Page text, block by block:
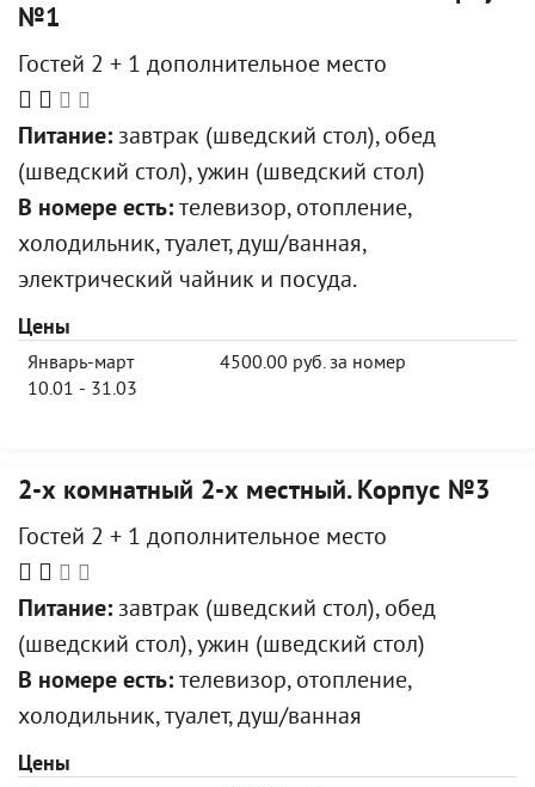
№1
Гостей 2 + 1 дополнительное место
Питание: завтрак (шведский стол), обед
(шведский стол), ужин (шведский стол)
В номере есть: телевизор, отопление,
холодильник, туалет, душ/ванная,
электрический чайник и посуда.
Цены
Январь-март
10.01 - 31.03
4500.00 руб. за номер
2-х комнатный 2-х местный. Корпус №3
Гостей 2 + 1 дополнительное место
Питание: завтрак (шведский стол), обед
(шведский стол), ужин (шведский стол)
В номере есть: телевизор, отопление,
холодильник, туалет, душ/ванная
Цены